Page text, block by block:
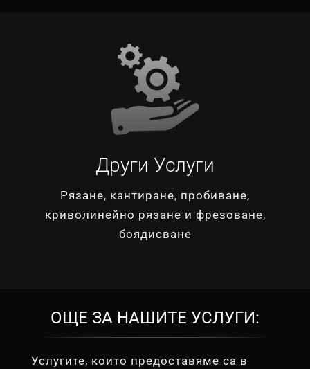
Други Услуги
Рязане, кантиране, пробиване,
криволинейно рязане и фрезоване,
боядисване
ОЩЕ ЗА НАШИТЕ УСЛУГИ:
Услугите, които предоставяме са в